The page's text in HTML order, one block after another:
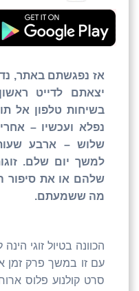
אז נפגשתם באתר,
יצאתם לדייט
בשיחות טלפון אל
נפלא ועכשיו –
שלוש – ארבע
למשך יום שלם.
שלהם או את סיפור
מה ששמעתם.
הכוונה בטיול זוגי
עם זו במשך פרק זמן
סרט קולנוע פלוס